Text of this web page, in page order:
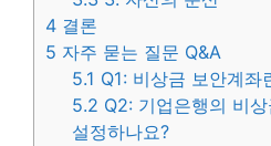
4 결론
5 자주 묻는 질문 Q&A
5.1 Q1: 비상금 보안계좌
5.2 Q2: 기업은행의 비
설정하나요?